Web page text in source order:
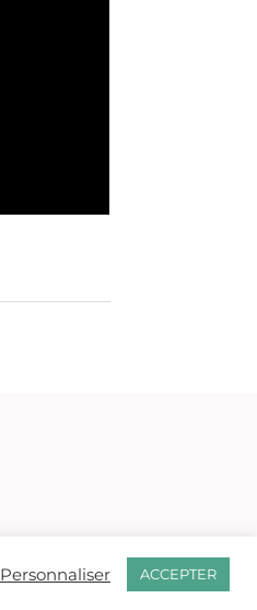
Personnaliser ACCEPTER